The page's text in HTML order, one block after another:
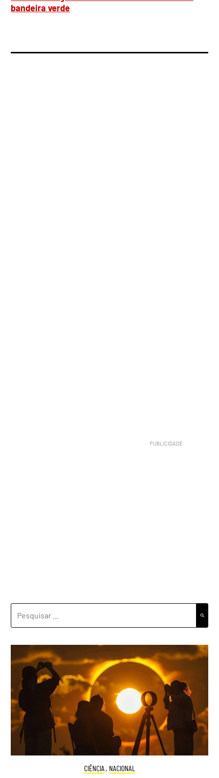
bandeira verde
CIÊNCIA , NACIONAL